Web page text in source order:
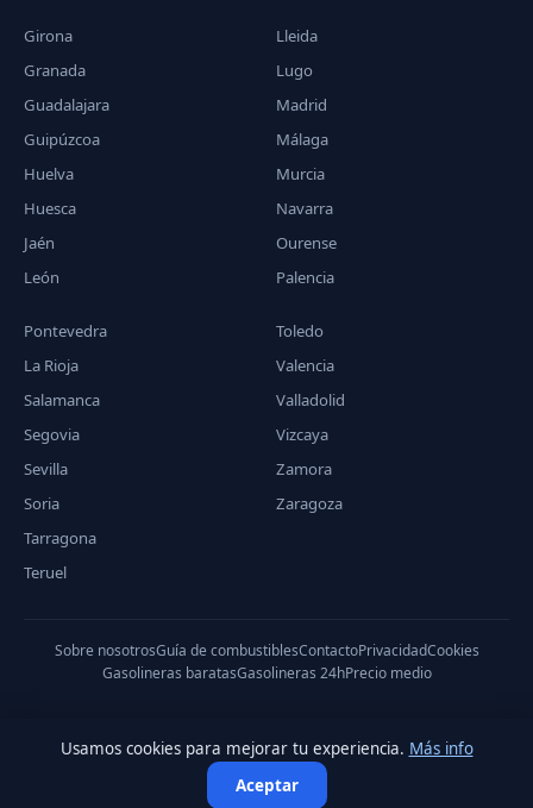
Girona
Granada
Guadalajara
Guipúzcoa
Huelva
Huesca
Jaén
León
Lleida
Lugo
Madrid
Málaga
Murcia
Navarra
Ourense
Palencia
Pontevedra
La Rioja
Salamanca
Segovia
Sevilla
Soria
Tarragona
Teruel
Toledo
Valencia
Valladolid
Vizcaya
Zamora
Zaragoza
Sobre nosotrosGuía de combustiblesContactoPrivacidadCookies
Gasolineras baratasGasolineras 24hPrecio medio
© 2026 PreciodeGasolina.es — Datos del Ministerio de Industria,
Comercio y Turismo.
Usamos cookies para mejorar tu experiencia. Más info
Aceptar